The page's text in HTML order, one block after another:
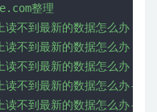
整理
不到最新的数据怎么办？（
不到最新的数据怎么办？（
不到最新的数据怎么办？（
不到最新的数据怎么办--实
不到最新的数据怎么办--实